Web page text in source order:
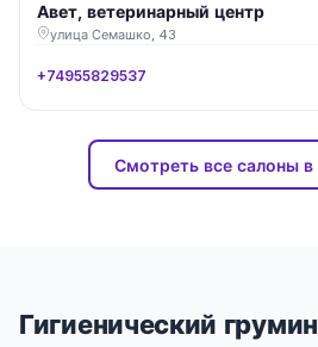
Авет, ветеринарный центр
улица Семашко, 43
+74955829537
Смотреть все салоны
Гигиенический